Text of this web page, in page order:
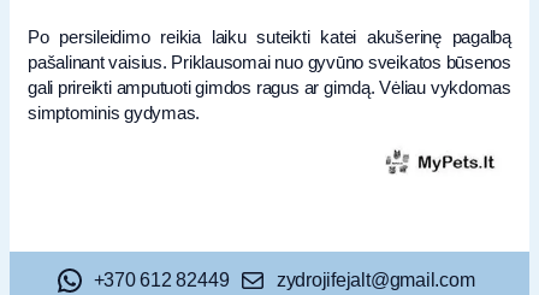
Po persileidimo reikia laiku suteikti katei akušerinę pagalbą
pašalinant vaisius. Priklausomai nuo gyvūno sveikatos būsenos
gali prireikti amputuoti gimdos ragus ar gimdą. Vėliau vykdomas
simptominis gydymas.
+370 612 82449 zydrojifejalt@gmail.com